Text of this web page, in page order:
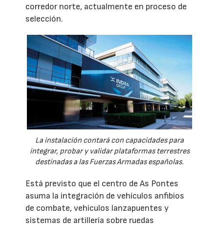
corredor norte, actualmente en proceso de
selección.
La instalación contará con capacidades para
integrar, probar y validar plataformas terrestres
destinadas a las Fuerzas Armadas españolas.
Está previsto que el centro de As Pontes
asuma la integración de vehículos anfibios
de combate, vehículos lanzapuentes y
sistemas de artillería sobre ruedas